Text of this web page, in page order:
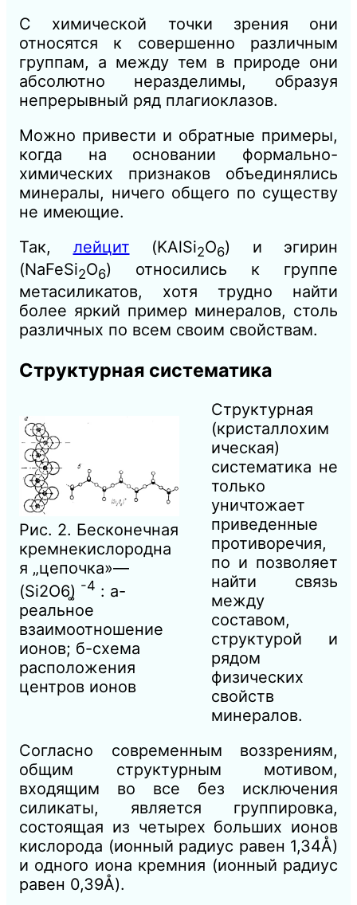
С химической точки зрения они
относятся к совершенно различным
группам, а между тем в природе они
абсолютно неразделимы, образуя
непрерывный ряд плагиоклазов.
Можно привести и обратные примеры,
когда на основании формально-
химических признаков объединялись
минералы, ничего общего по существу
не имеющие.
Так, лейцит (KAlSi2O6) и эгирин
(NaFeSi2O6) относились к группе
метасиликатов, хотя трудно найти
более яркий пример минералов, столь
различных по всем своим свойствам.
Структурная систематика
Рис. 2. Бесконечная
кремнекислородна
я „цепочка»—
(Si2O6)͚ -4 : а-
реальное
взаимоотношение
ионов; б-схема
расположения
центров ионов
Структурная
(кристаллохим
ическая)
систематика не
только
уничтожает
приведенные
противоречия,
по и позволяет
найти связь
между
составом,
структурой и
рядом
физических
свойств
минералов.
Согласно современным воззрениям,
общим структурным мотивом,
входящим во все без исключения
силикаты, является группировка,
состоящая из четырех больших ионов
кислорода (ионный радиус равен 1,34Å)
и одного иона кремния (ионный радиус
равен 0,39Å).